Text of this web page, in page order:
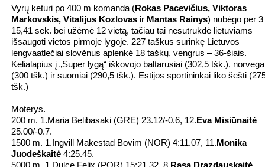
Vyrų keturi po 400 m komanda (Rokas Pacevičius, Viktoras
Markovskis, Vitalijus Kozlovas ir Mantas Rainys) nubėgo per
15,41 sek. bei užėmė 12 vietą, tačiau tai nesutrukdė lietuviams
išsaugoti vietos pirmoje lygoje. 227 taškus surinkę Lietuvos
lengvaatlečiai slovėnus aplenkė 18 taškų, vengrus – 36-šiais.
Kelialapius į „Super lygą“ iškovojo baltarusiai (302,5 tšk.),
(300 tšk.) ir suomiai (290,5 tšk.). Estijos sportininkai liko šešti
tšk.)
Moterys.
200 m. 1.Maria Belibasaki (GRE) 23.12/-0.6, 12. Eva Misiūnaitė
25.00/-0.7.
1500 m. 1.Ingvill Makestad Bovim (NOR) 4:11.07, 11.Monika
Juodeškaitė 4:25.45.